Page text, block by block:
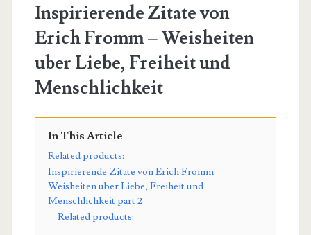
Inspirierende Zitate von
Erich Fromm – Weisheiten
uber Liebe, Freiheit und
Menschlichkeit
In This Article
Related products:
Inspirierende Zitate von Erich Fromm –
Weisheiten uber Liebe, Freiheit und
Menschlichkeit part 2
Related products: